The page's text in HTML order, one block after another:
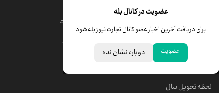
عضویت در کانال بله
برای دریافت آخرین اخبار عضو کانال تجارت نیوز بله شود
عضویت دوباره نشان نده
قیمت درهم امارات
خبرهای مهم
لحظه تحویل سال